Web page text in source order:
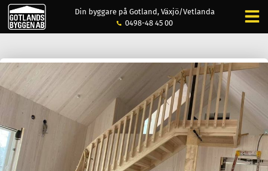
Din byggare på Gotland, Växjö/Vetlanda
0498-48 45 00